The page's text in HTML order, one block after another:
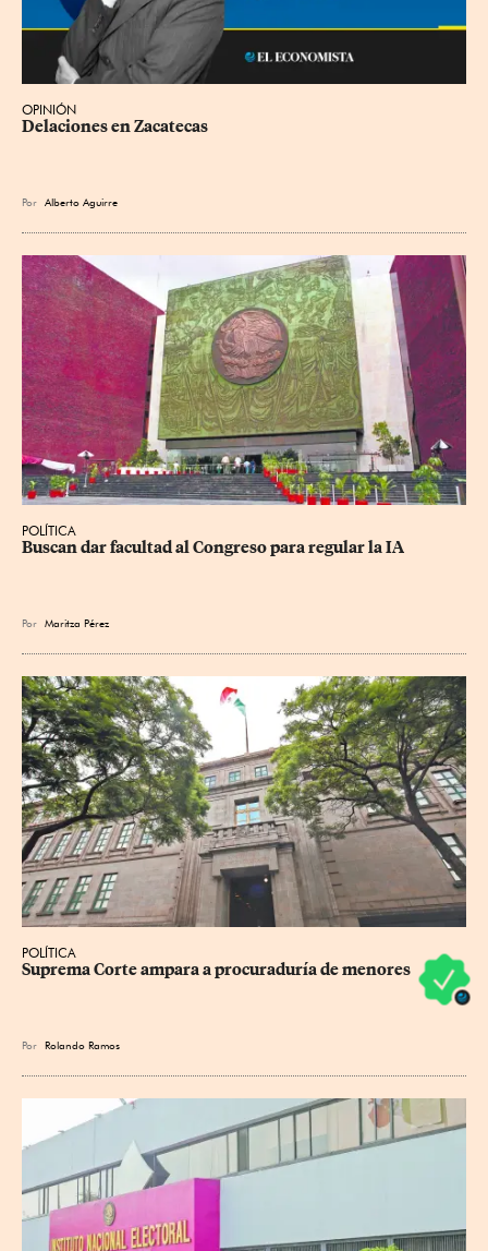
OPINIÓN
Delaciones en Zacatecas
Por Alberto Aguirre
POLÍTICA
Buscan dar facultad al Congreso para regular la IA
Por Maritza Pérez
POLÍTICA
Suprema Corte ampara a procuraduría de menores
Por Rolando Ramos